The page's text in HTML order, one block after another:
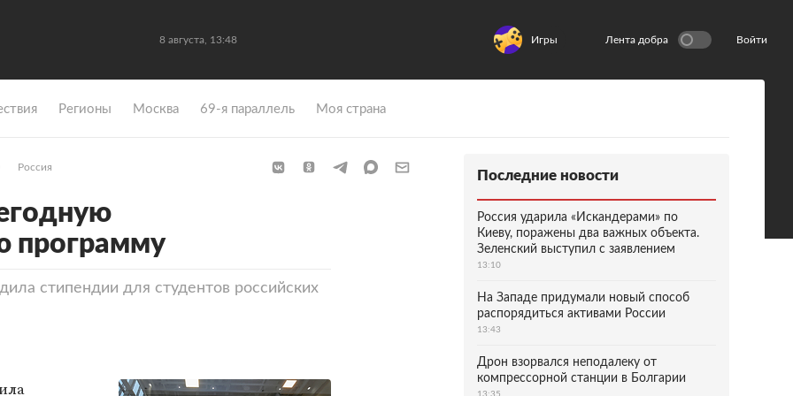
8 августа, 13:48 Игры Лента добра Войти
Регионы Москва 69-я параллель Моя страна
Россия
программу
стипендии для студентов российских
Последние новости
Россия ударила «Искандерами» по
Киеву, поражены два важных объекта.
Зеленский выступил с заявлением
13:10
На Западе придумали новый способ
распорядиться активами России
13:43
Дрон взорвался неподалеку от
компрессорной станции в Болгарии
13:35